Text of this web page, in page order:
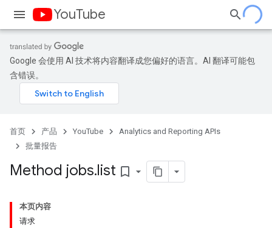
YouTube
Google 会使用 AI 技术将内容翻译成您偏好的语言。AI 翻译可能包
含错误。
首页 产品 YouTube
Analytics and Reporting APIs
批量报告
Method jobs.list bookmark_border
本页内容
请求